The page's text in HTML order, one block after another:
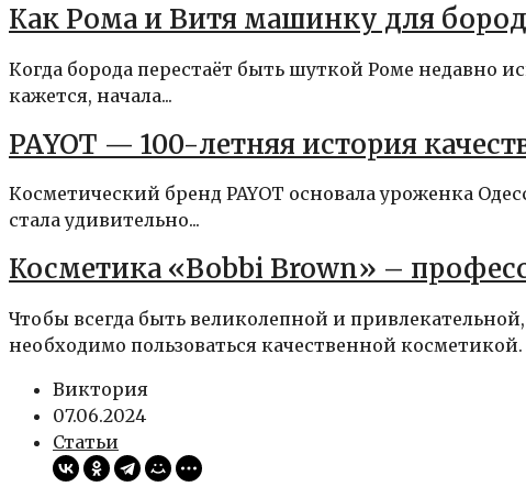
Как Рома и Витя машинку для
Когда борода перестаёт быть шуткой Роме недавно
кажется, начала...
PAYOT — 100-летняя история
Косметический бренд PAYOT основала уроженка
стала удивительно...
Косметика «Bobbi Brown» –
Чтобы всегда быть великолепной и
необходимо пользоваться качественной
Виктория
07.06.2024
Статьи